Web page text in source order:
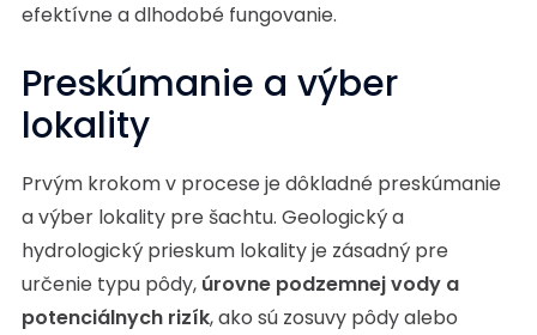
efektívne a dlhodobé fungovanie.
Preskúmanie a výber
lokality
Prvým krokom v procese je dôkladné preskúmanie
a výber lokality pre šachtu. Geologický a
hydrologický prieskum lokality je zásadný pre
určenie typu pôdy, úrovne podzemnej vody a
potenciálnych rizík, ako sú zosuvy pôdy alebo